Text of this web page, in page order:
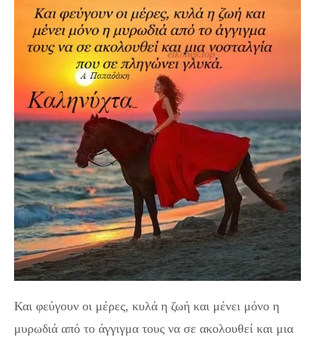
Και φεύγουν οι μέρες, κυλά η ζωή και μένει μόνο η
μυρωδιά από το άγγιγμα τους να σε ακολουθεί και μια